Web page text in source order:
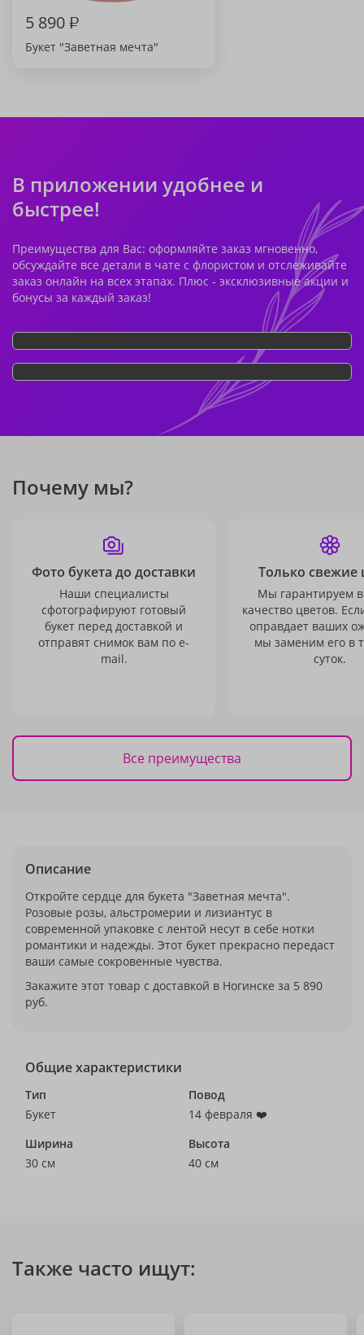
5 890₽
Букет "Заветная мечта"
В приложении удобнее и
быстрее!
Преимущества для Вас: оформляйте заказ мгновенно,
обсуждайте все детали в чате с флористом и отслеживайте
заказ онлайн на всех этапах. Плюс - эксклюзивные акции и
бонусы за каждый заказ!
Почему мы?
Фото букета до доставки
Наши специалисты
сфотографируют готовый
букет перед доставкой и
отправят снимок вам по e-
mail.
Только свежие
Мы гарантируем
качество цветов.
оправдает ваших
мы заменим его в
суток.
Все преимущества
Описание
Откройте сердце для букета "Заветная мечта".
Розовые розы, альстромерии и лизиантус в
современной упаковке с лентой несут в себе нотки
романтики и надежды. Этот букет прекрасно передаст
ваши самые сокровенные чувства.
Закажите этот товар с доставкой в Ногинске за 5 890
руб.
Общие характеристики
Тип
Букет
Повод
14 февраля ❤️
Ширина
30 см
Высота
40 см
Также часто ищут: